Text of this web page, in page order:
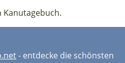
Kanutagebuch.
- entdecke die schönsten